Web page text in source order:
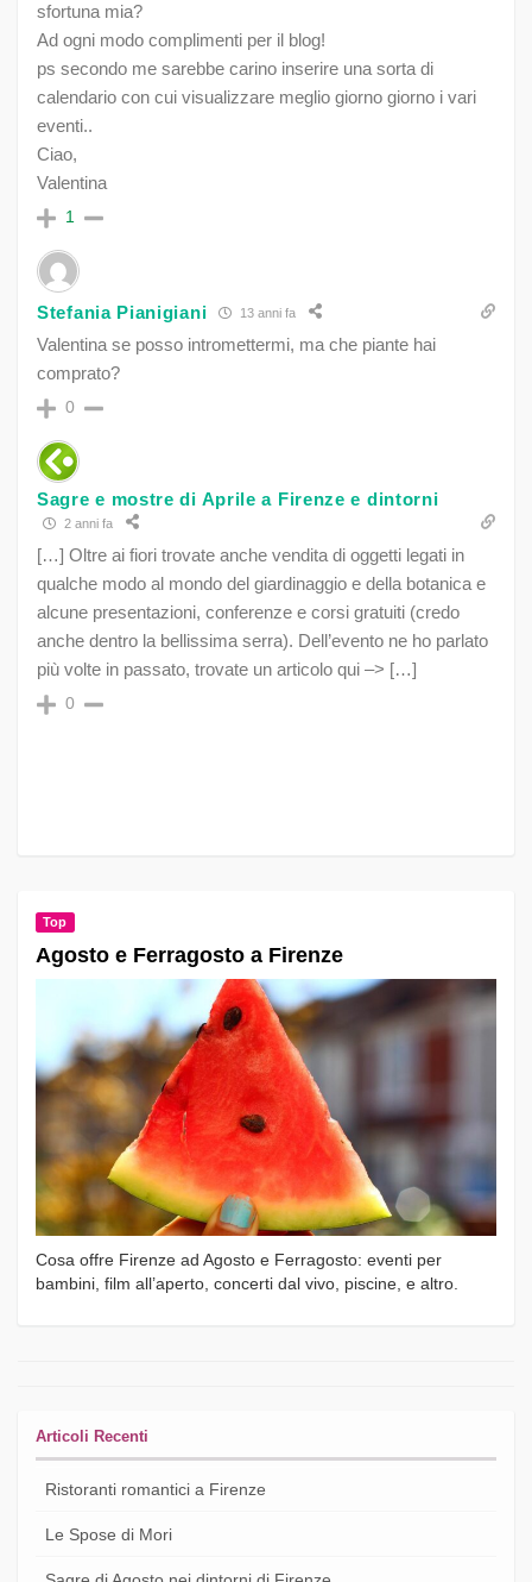
sfortuna mia?
Ad ogni modo complimenti per il blog!
ps secondo me sarebbe carino inserire una sorta di
calendario con cui visualizzare meglio giorno giorno i vari
eventi..
Ciao,
Valentina
1
Stefania Pianigiani 13 anni fa
Valentina se posso intromettermi, ma che piante hai
comprato?
0
Sagre e mostre di Aprile a Firenze e dintorni
2 anni fa
[…] Oltre ai fiori trovate anche vendita di oggetti legati in
qualche modo al mondo del giardinaggio e della botanica e
alcune presentazioni, conferenze e corsi gratuiti (credo
anche dentro la bellissima serra). Dell’evento ne ho parlato
più volte in passato, trovate un articolo qui –> […]
0
Top
Agosto e Ferragosto a Firenze
Cosa offre Firenze ad Agosto e Ferragosto: eventi per
bambini, film all’aperto, concerti dal vivo, piscine, e altro.
Articoli Recenti
Ristoranti romantici a Firenze
Le Spose di Mori